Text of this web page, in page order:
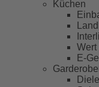
Küchen
Wert
E-